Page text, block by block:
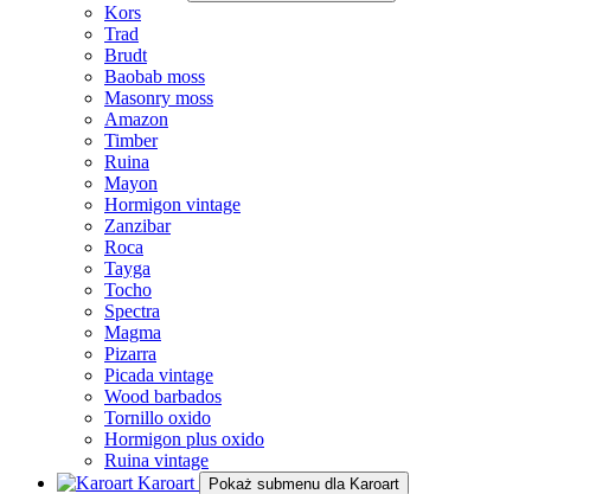
Kors
Trad
Brudt
Baobab moss
Masonry moss
Amazon
Timber
Ruina
Mayon
Hormigon vintage
Zanzibar
Roca
Tayga
Tocho
Spectra
Magma
Pizarra
Picada vintage
Wood barbados
Tornillo oxido
Hormigon plus oxido
Ruina vintage
Karoart
Pokaż submenu dla Karoart